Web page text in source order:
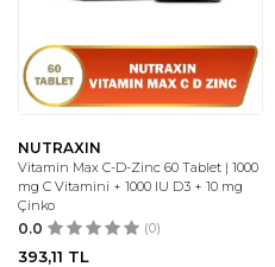
NUTRAXIN
Vitamin Max C-D-Zinc 60 Tablet | 1000
mg C Vitamini + 1000 IU D3 + 10 mg
Çinko
0.0 (0)
393,11 TL